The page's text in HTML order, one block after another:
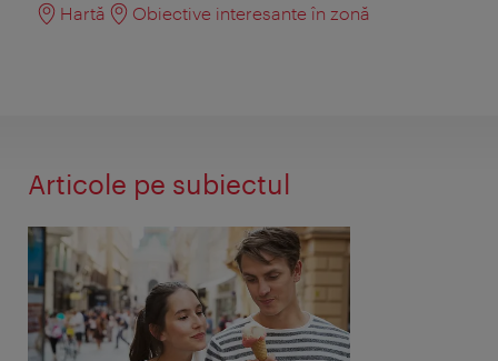
Hartă
Obiective interesante în zonă
Articole pe subiectul